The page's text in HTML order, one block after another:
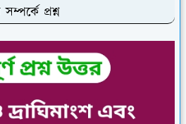
প্রশ্ন